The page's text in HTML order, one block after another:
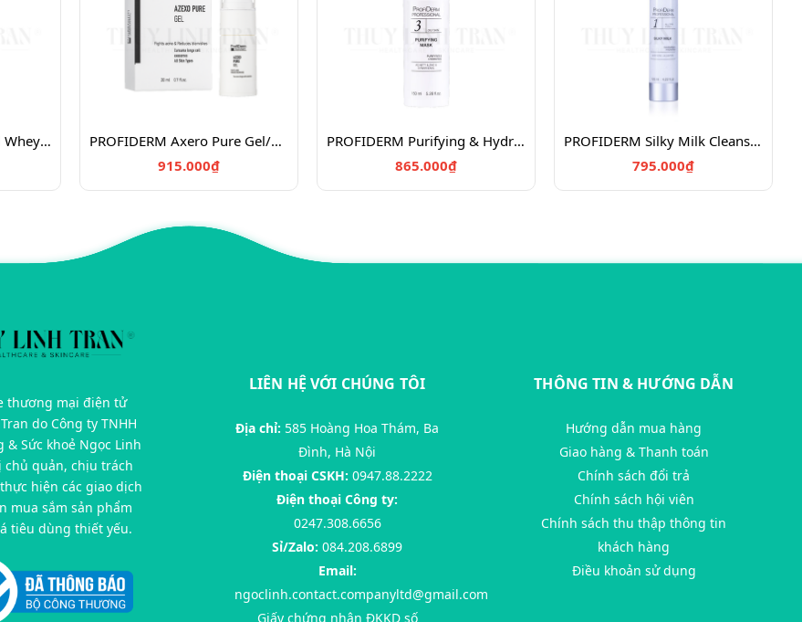
PERFECT SPORTS Diesel Whey Protein/Bột đạm tăng cơ 908g
PROFIDERM Axero Pure Gel/Gel đặc trị mụn giảm thâm 20ml
915.000₫
PROFIDERM Purifying & Hydrating Mask/Mặt nạ Enzyme thực vật giúp da tươi sáng 150ml
865.000₫
PROFIDERM Silky Milk Cleansing & Hydrating/Sữa rửa mặt kết hợp tẩy trang
795.000₫
thương mại điện tử
do Công ty TNHH
& Sức khoẻ Ngọc Linh
chủ quản, chịu trách
hiện các giao dịch
mua sắm sản phẩm
tiêu dùng thiết yếu.
LIÊN HỆ VỚI CHÚNG TÔI
Địa chỉ: 585 Hoàng Hoa Thám, Ba
Đình, Hà Nội
Điện thoại CSKH: 0947.88.2222
Điện thoại Công ty:
0247.308.6656
Sỉ/Zalo: 084.208.6899
Email:
ngoclinh.contact.companyltd@gmail.com
Giấy chứng nhận ĐKKD số
THÔNG TIN & HƯỚNG DẪN
Hướng dẫn mua hàng
Giao hàng & Thanh toán
Chính sách đổi trả
Chính sách hội viên
Chính sách thu thập thông tin
khách hàng
Điều khoản sử dụng